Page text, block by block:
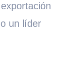
un líder